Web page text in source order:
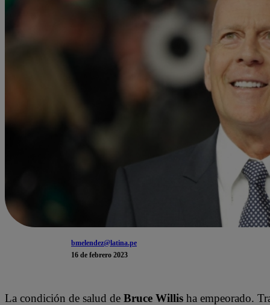
bmelendez@latina.pe
16 de febrero 2023
La condición de salud de Bruce Willis ha empeorado.